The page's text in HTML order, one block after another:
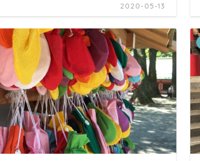
2020-05-13